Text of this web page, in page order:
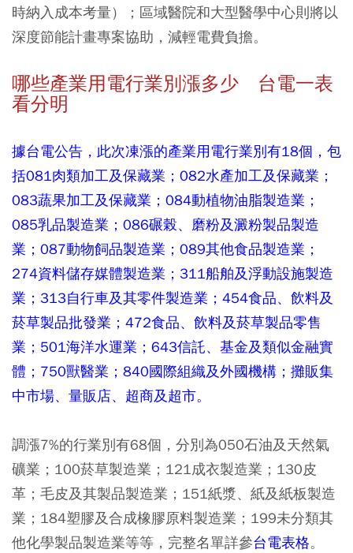
時納入成本考量）；區域醫院和大型醫學中心則將以
深度節能計畫專案協助，減輕電費負擔。
哪些產業用電行業別漲多少 台電一表
看分明
據台電公告，此次凍漲的產業用電行業別有18個，包
括081肉類加工及保藏業；082水產加工及保藏業；
083蔬果加工及保藏業；084動植物油脂製造業；
085乳品製造業；086碾榖、磨粉及澱粉製品製造
業；087動物飼品製造業；089其他食品製造業；
274資料儲存媒體製造業；311船舶及浮動設施製造
業；313自行車及其零件製造業；454食品、飲料及
菸草製品批發業；472食品、飲料及菸草製品零售
業；501海洋水運業；643信託、基金及類似金融實
體；750獸醫業；840國際組織及外國機構；攤販集
中市場、量販店、超商及超市。
調漲7%的行業別有68個，分別為050石油及天然氣
礦業；100菸草製造業；121成衣製造業；130皮
革；毛皮及其製品製造業；151紙漿、紙及紙板製造
業；184塑膠及合成橡膠原料製造業；199未分類其
他化學製品製造業等等，完整名單詳參台電表格。